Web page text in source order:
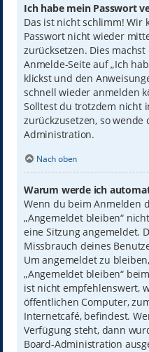
Ich habe mein Passwort
Das ist nicht schlimm! Wir
Passwort nicht wieder
zurücksetzen. Dies
Anmelde-Seite auf „Ich
klickst und den
schnell wieder anmelden
Solltest du trotzdem nicht
zurückzusetzen, so wende
Administration.
Nach oben
Warum werde ich
Wenn du beim Anmelden
„Angemeldet bleiben“
eine Sitzung angemeldet.
Missbrauch deines
Um angemeldet zu
„Angemeldet bleiben“
ist nicht empfehlenswert,
öffentlichen Computer,
Internetcafé, befindest.
Verfügung steht, dann
Board-Administration